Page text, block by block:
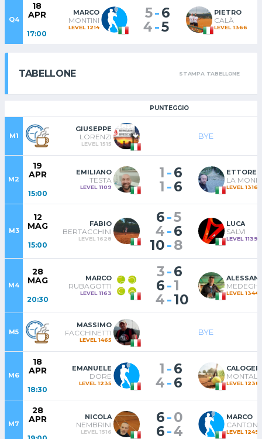
Q4
18
APR
17:00
MARCO
MONTINI
LEVEL 1214
5-6
4-5
PIETRO
CALÀ
LEVEL 1366
TABELLONE STAMPA TABELLONE
PUNTEGGIO
M1
GIUSEPPE
LORENZI
LEVEL 1515
BYE
M2
19
APR
15:00
EMILIANO
TESTA
LEVEL 1109
1 -6
1 -6
ETTORE
LA
LEVEL 1316
M3
12
MAG
15:00
FABIO
BERTACCHINI
LEVEL 1628
6-5
4-6
10-8
LUCA
SALVI
LEVEL 1139
M4
28
MAG
20:30
MARCO
RUBAGOTTI
LEVEL 1163
3-6
6-1
4-10 LEVEL 1344
M5
MASSIMO
FACCHINETTI
LEVEL 1465
BYE
M6
18
APR
18:30
EMANUELE
DORE
LEVEL 1235
1 -6
4-6 LEVEL 1238
M7
28
APR
NICOLA
NEMBRINI
LEVEL 1516
6-0
6-4
MARCO
CANTON
LEVEL 1249